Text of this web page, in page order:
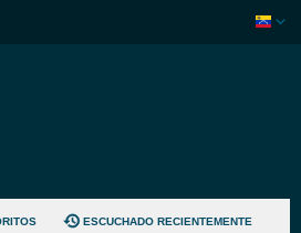
ESCUCHADO RECIENTEMENTE